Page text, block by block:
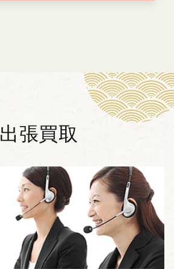
出張買取